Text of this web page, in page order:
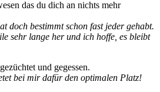
das du dich an nichts mehr
doch bestimmt schon fast jeder gehabt.
sehr lange her und ich hoffe, es bleibt
und gegessen.
bei mir dafür den optimalen Platz!